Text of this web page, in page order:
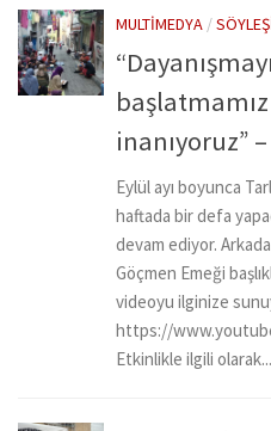
MULTIMEDYA /
inanıyoruz”
Eylül ayı boyunca
haftada bir defa
devam ediyor.
Göçmen Emeği
videoyu ilginize
https://
Etkinlikle ilgili olarak...